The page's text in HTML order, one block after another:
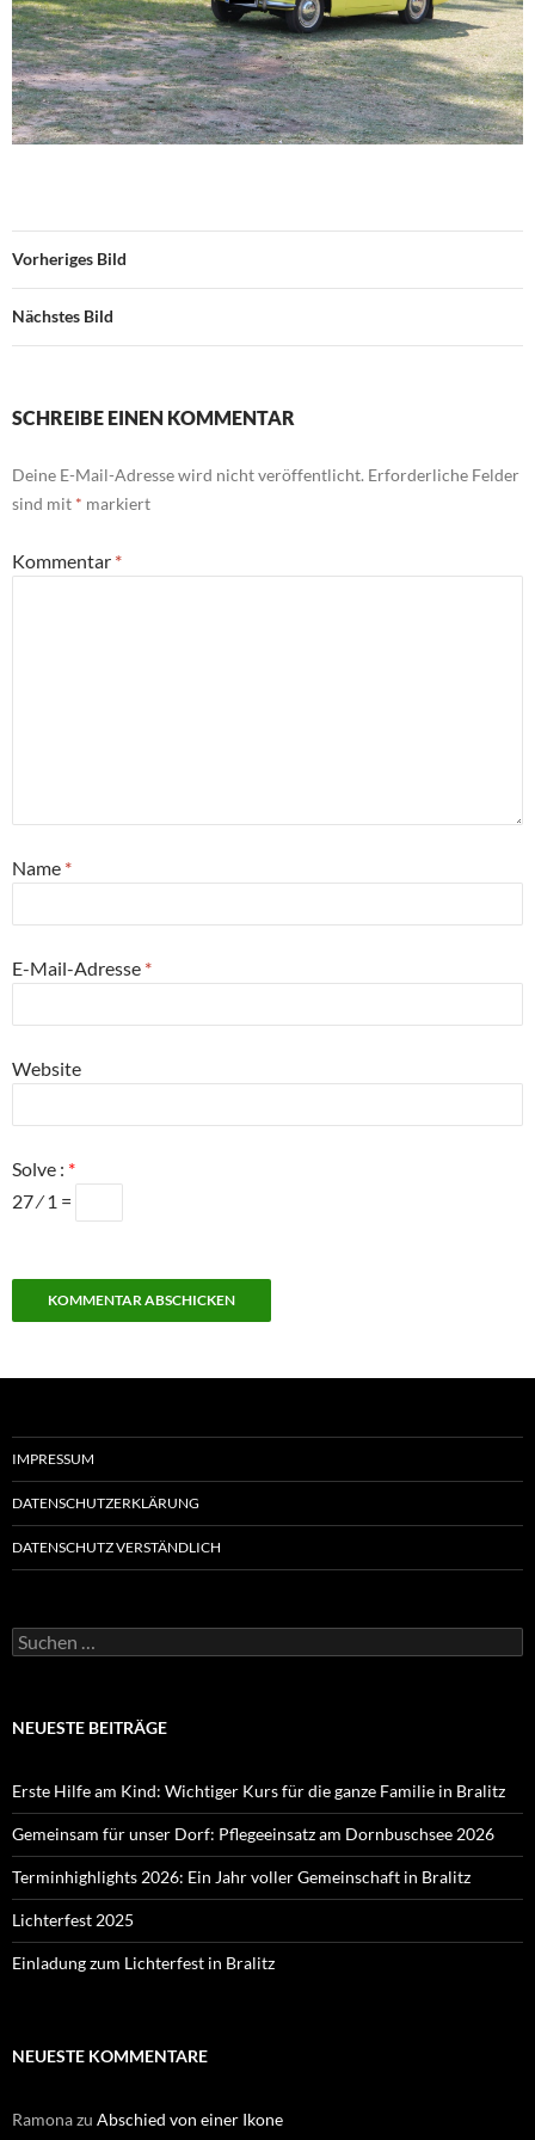
Vorheriges Bild
Nächstes Bild
SCHREIBE EINEN KOMMENTAR
Deine E-Mail-Adresse wird nicht veröffentlicht. Erforderliche Felder
sind mit * markiert
Kommentar *
Name *
E-Mail-Adresse *
Website
Solve : *
27 ⁄ 1 =
IMPRESSUM
DATENSCHUTZERKLÄRUNG
DATENSCHUTZ VERSTÄNDLICH
Suchen
nach:
NEUESTE BEITRÄGE
Erste Hilfe am Kind: Wichtiger Kurs für die ganze Familie in Bralitz
Gemeinsam für unser Dorf: Pflegeeinsatz am Dornbuschsee 2026
Terminhighlights 2026: Ein Jahr voller Gemeinschaft in Bralitz
Lichterfest 2025
Einladung zum Lichterfest in Bralitz
NEUESTE KOMMENTARE
Ramonazu Abschied von einer Ikone